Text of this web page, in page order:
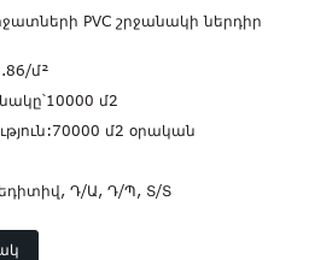
մ²
10000 մ2
70000 մ2 օրական
Դ/Ա, Դ/Պ, Տ/Տ